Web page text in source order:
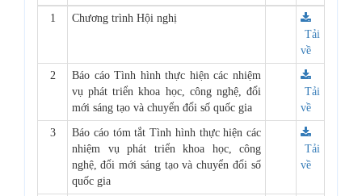
1
Chương trình Hội nghị
Tải
về
2
Báo cáo Tình hình thực hiện các nhiệm
vụ phát triển khoa học, công nghệ, đổi
mới sáng tạo và chuyển đổi số quốc gia
Tải
về
3
Báo cáo tóm tắt Tình hình thực hiện các
nhiệm vụ phát triển khoa học, công
nghệ, đổi mới sáng tạo và chuyển đổi số
quốc gia
Tải
về